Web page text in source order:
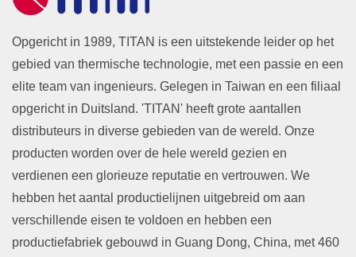
Opgericht in 1989, TITAN is een uitstekende leider op het
gebied van thermische technologie, met een passie en een
elite team van ingenieurs. Gelegen in Taiwan en een filiaal
opgericht in Duitsland. 'TITAN' heeft grote aantallen
distributeurs in diverse gebieden van de wereld. Onze
producten worden over de hele wereld gezien en
verdienen een glorieuze reputatie en vertrouwen. We
hebben het aantal productielijnen uitgebreid om aan
verschillende eisen te voldoen en hebben een
productiefabriek gebouwd in Guang Dong, China, met 460